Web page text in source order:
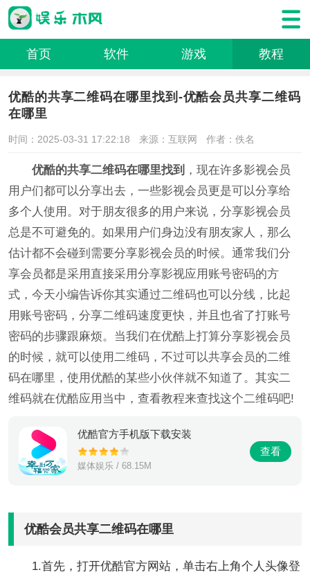
首页 软件 游戏 教程
优酷的共享二维码在哪里找到-优酷会员共享二维码
在哪里
时间：2025-03-31 17:22:18 来源：互联网 作者：佚名
优酷的共享二维码在哪里找到 ，现在许多影视会员
用户们都可以分享出去，一些影视会员更是可以分享给
多个人使用。对于朋友很多的用户来说，分享影视会员
总是不可避免的。如果用户们身边没有朋友家人，那么
估计都不会碰到需要分享影视会员的时候。通常我们分
享会员都是采用直接采用分享影视应用账号密码的方
式，今天小编告诉你其实通过二维码也可以分线，比起
用账号密码，分享二维码速度更快，并且也省了打账号
密码的步骤跟麻烦。当我们在优酷上打算分享影视会员
的时候，就可以使用二维码，不过可以共享会员的二维
码在哪里，使用优酷的某些小伙伴就不知道了。其实二
维码就在优酷应用当中，查看教程来查找这个二维码吧!
优酷官方手机版下载安装
媒体娱乐 / 68.15M
查看
优酷会员共享二维码在哪里
1.首先，打开优酷官方网站，单击右上角个人头像登